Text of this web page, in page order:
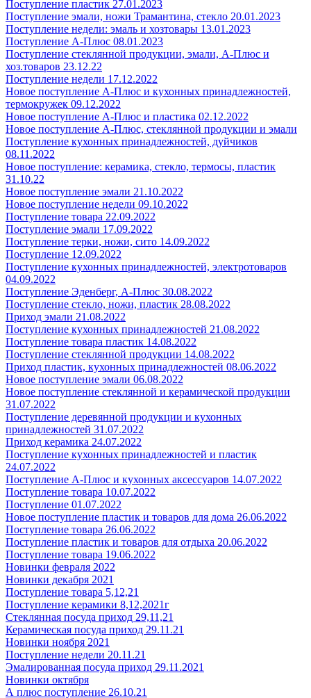
Поступление пластик 27.01.2023
Поступление эмали, ножи Трамантина, стекло 20.01.2023
Поступление недели: эмаль и хозтовары 13.01.2023
Поступление А-Плюс 08.01.2023
Поступление стеклянной продукции, эмали, А-Плюс и
хоз.товаров 23.12.22
Поступление недели 17.12.2022
Новое поступление А-Плюс и кухонных принадлежностей,
термокружек 09.12.2022
Новое поступление А-Плюс и пластика 02.12.2022
Новое поступление А-Плюс, стеклянной продукции и эмали
Поступление кухонных принадлежностей, дуйчиков
08.11.2022
Новое поступление: керамика, стекло, термосы, пластик
31.10.22
Новое поступление эмали 21.10.2022
Новое поступление недели 09.10.2022
Поступление товара 22.09.2022
Поступление эмали 17.09.2022
Поступление терки, ножи, сито 14.09.2022
Поступление 12.09.2022
Поступление кухонных принадлежностей, электротоваров
04.09.2022
Поступление Эденберг, А-Плюс 30.08.2022
Поступление стекло, ножи, пластик 28.08.2022
Приход эмали 21.08.2022
Поступление кухонных принадлежностей 21.08.2022
Поступление товара пластик 14.08.2022
Поступление стеклянной продукции 14.08.2022
Приход пластик, кухонных принадлежностей 08.06.2022
Новое поступление эмали 06.08.2022
Новое поступление стеклянной и керамической продукции
31.07.2022
Поступление деревянной продукции и кухонных
принадлежностей 31.07.2022
Приход керамика 24.07.2022
Поступление кухонных принадлежностей и пластик
24.07.2022
Поступление А-Плюс и кухонных аксессуаров 14.07.2022
Поступление товара 10.07.2022
Поступление 01.07.2022
Новое поступление пластик и товаров для дома 26.06.2022
Поступление товара 26.06.2022
Поступление пластик и товаров для отдыха 20.06.2022
Поступление товара 19.06.2022
Новинки февраля 2022
Новинки декабря 2021
Поступление товара 5,12,21
Поступление керамики 8,12,2021г
Стеклянная посуда приход 29,11,21
Керамическая посуда приход 29.11.21
Новинки ноября 2021
Поступление недели 20.11.21
Эмалированная посуда приход 29.11.2021
Новинки октября
А плюс поступление 26.10.21